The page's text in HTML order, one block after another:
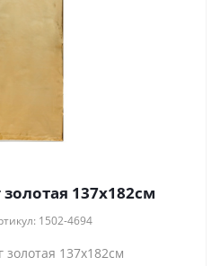
137х182см
1502-4694
золотая 137х182см